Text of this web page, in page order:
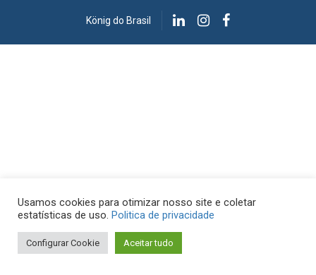
König do Brasil
Usamos cookies para otimizar nosso site e coletar
estatísticas de uso. Politica de privacidade
Configurar Cookie Aceitar tudo